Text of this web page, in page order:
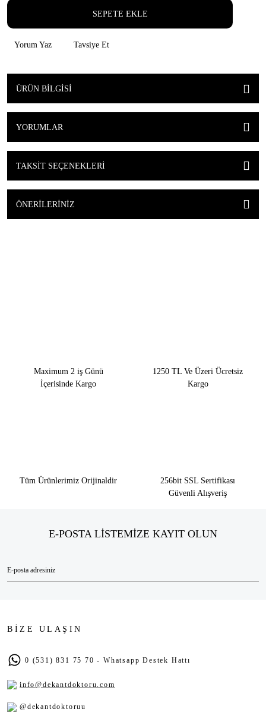
SEPETE EKLE
Yorum Yaz Tavsiye Et
ÜRÜN BILGISI
YORUMLAR
TAKSIT SEÇENEKLERI
ÖNERILERINIZ
Maximum 2 iş Günü
İçerisinde Kargo
1250 TL Ve Üzeri Ücretsiz
Kargo
Tüm Ürünlerimiz Orijinaldir
256bit SSL Sertifikası
Güvenli Alışveriş
E-POSTA LİSTEMİZE KAYIT OLUN
BİZE ULAŞIN
0 (531) 831 75 70 - Whatsapp Destek Hattı
info@dekantdoktoru.com
@dekantdoktoruu